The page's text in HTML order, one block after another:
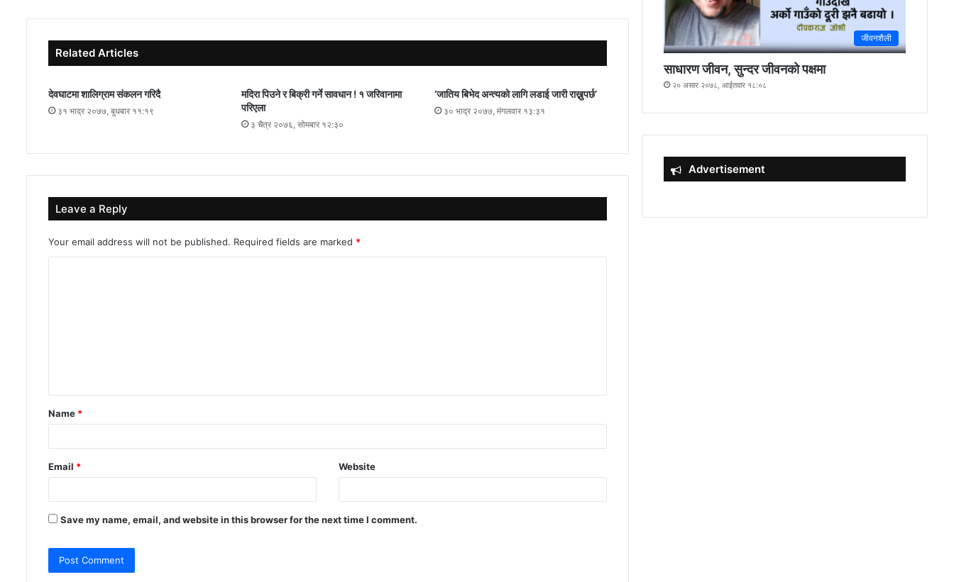
Related Articles
देवघाटमा शालिग्राम संकलन गरिदै
३१ भाद्र २०७७, बुधबार ११:१९
मदिरा पिउने र बिक्री गर्ने सावधान ! १ जरिवानामा
परिएला
३ चैत्र २०७६, सोमबार १२:३०
‘जातिय बिभेद अन्त्यको लागि लडाई जारी राख्नुपर्छ’
३० भाद्र २०७७, मंगलवार १३:३१
Leave a Reply
Your email address will not be published. Required fields are marked *
t
*
Name *
Email * Website
Save my name, email, and website in this browser for the next time I comment.
जीवनशैली
साधारण जीवन, सुन्दर जीवनको पक्षमा
२० असार २०७८, आईतवार १८:०८
Advertisement